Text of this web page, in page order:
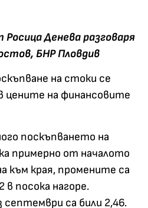
Денева разговаря
БНР Пловдив
на стоки се
цените на финансовите
поскъпването на
примерно от началото
към края, промените са
в посока нагоре.
са били 2,46.